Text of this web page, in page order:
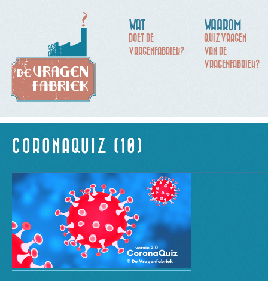
WAT
DOET DE
VRAGENFABRIEK?
WAAROM
QUIZVRAGEN
VAN DE
VRAGENFABRIEK?
CORONAQUIZ (10)